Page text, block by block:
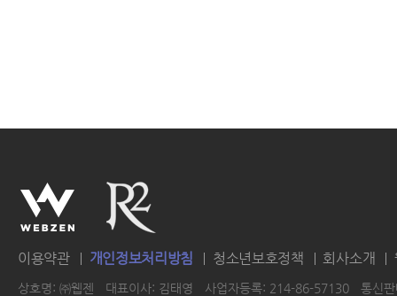
이용약관 개인정보처리방침 청소년보호정책 회사소개
상호명: ㈜웹젠 대표이사: 김태영 사업자등록: 214-86-57130
통신